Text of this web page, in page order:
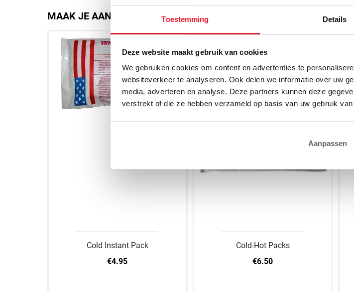
Toestemming Details
Deze website maakt gebruik van cookies
We gebruiken cookies om content en advertenties te
websiteverkeer te analyseren. Ook delen we informatie over uw
media, adverteren en analyse. Deze partners kunnen deze
verstrekt of die ze hebben verzameld op basis van uw gebruik
Aanpassen
MAAK JE AANKOOP NOG BETER
Cold Instant Pack
€4.95
Cold-Hot Packs
€6.50